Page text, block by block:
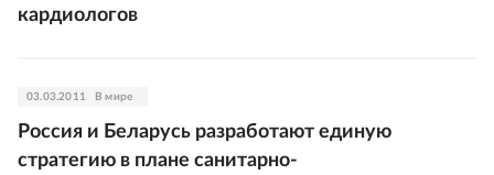
кардиологов
03.03.2011 В мире
Россия и Беларусь разработают единую
стратегию в плане санитарно-